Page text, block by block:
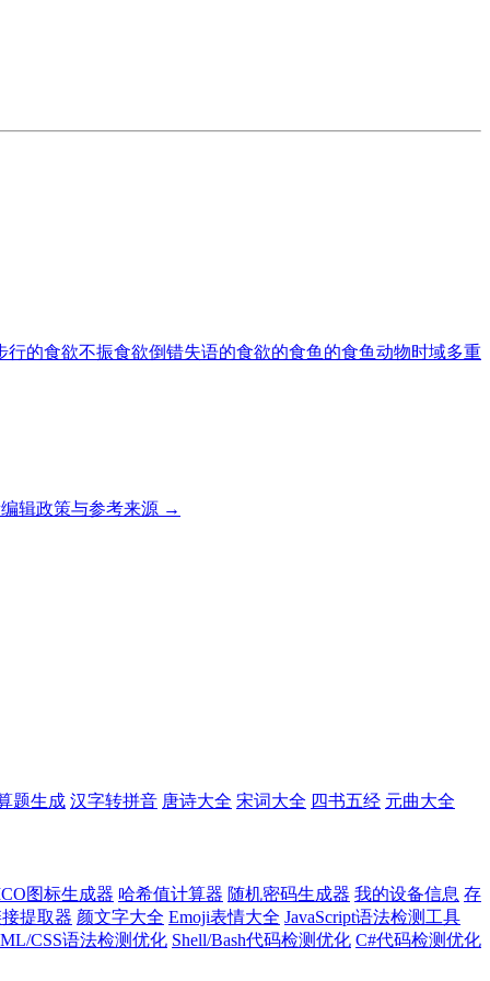
行的食欲不振食欲倒错失语的食欲的食鱼的食鱼动物时域多重
辑政策与参考来源 →
题生成 汉字转拼音 唐诗大全 宋词大全 四书五经 元曲大全
图标生成器 哈希值计算器 随机密码生成器 我的设备信息 存
提取器 颜文字大全 Emoji表情大全 JavaScript语法检测工具
CSS语法检测优化 Shell/Bash代码检测优化 C#代码检测优化